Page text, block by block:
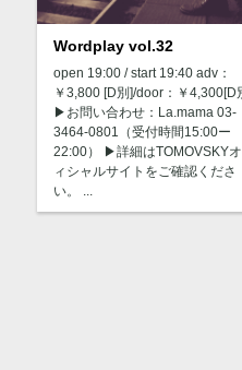
Wordplay vol.32
open 19:00 / start 19:40 adv：
￥3,800 [D別]/door：￥
▶︎お問い合わせ：La.mama 03-
3464-0801（受付時間15:00ー
22:00） ▶︎詳細はTOMOVSKY
ィシャルサイトをご確認くださ
い。 ...